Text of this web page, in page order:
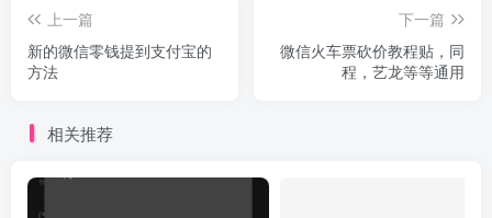
上一篇
新的微信零钱提到支付宝的
方法
下一篇
微信火车票砍价教程贴，同
程，艺龙等等通用
相关推荐